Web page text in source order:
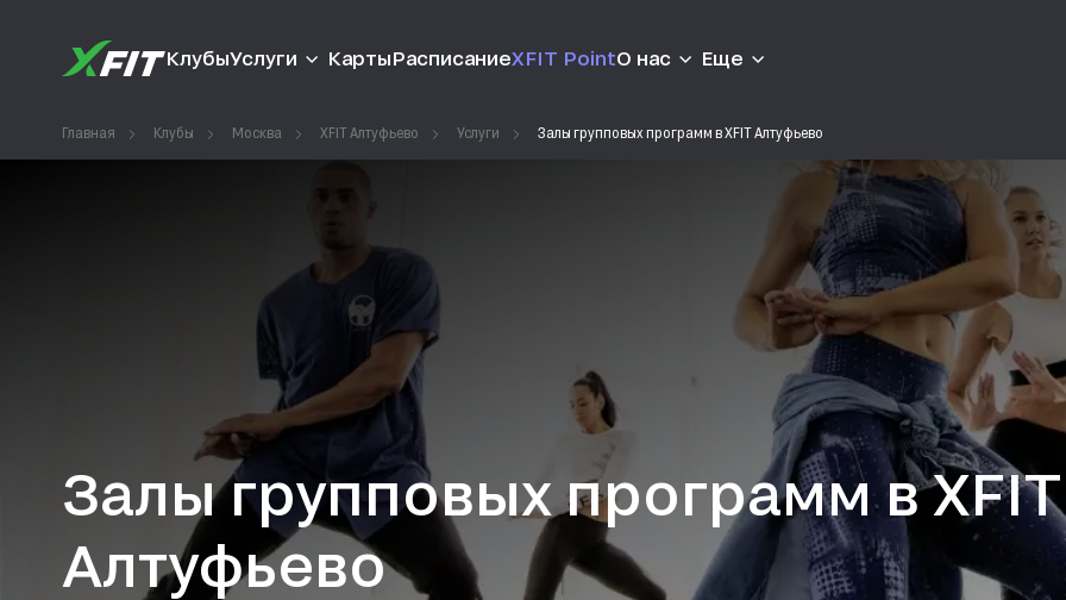
КлубыУслуги КартыРасписаниеXFIT PointО нас Еще
Главная Клубы Москва XFIT Алтуфьево Услуги Залы групповых программ в XFIT Алтуфьево
Залы групповых программ в XFIT
Алтуфьево